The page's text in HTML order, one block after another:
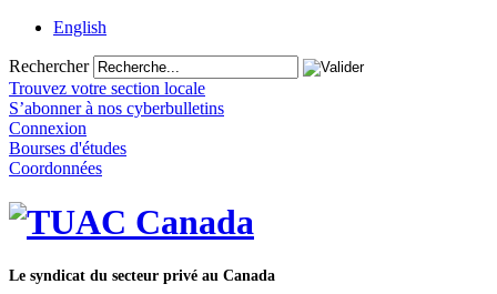
English
Rechercher
Trouvez votre section locale
S’abonner à nos cyberbulletins
Connexion
Bourses d'études
Coordonnées
Le syndicat du secteur privé au Canada